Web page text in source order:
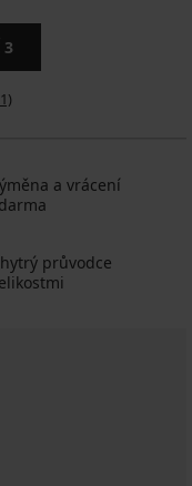
3
a vrácení
průvodce